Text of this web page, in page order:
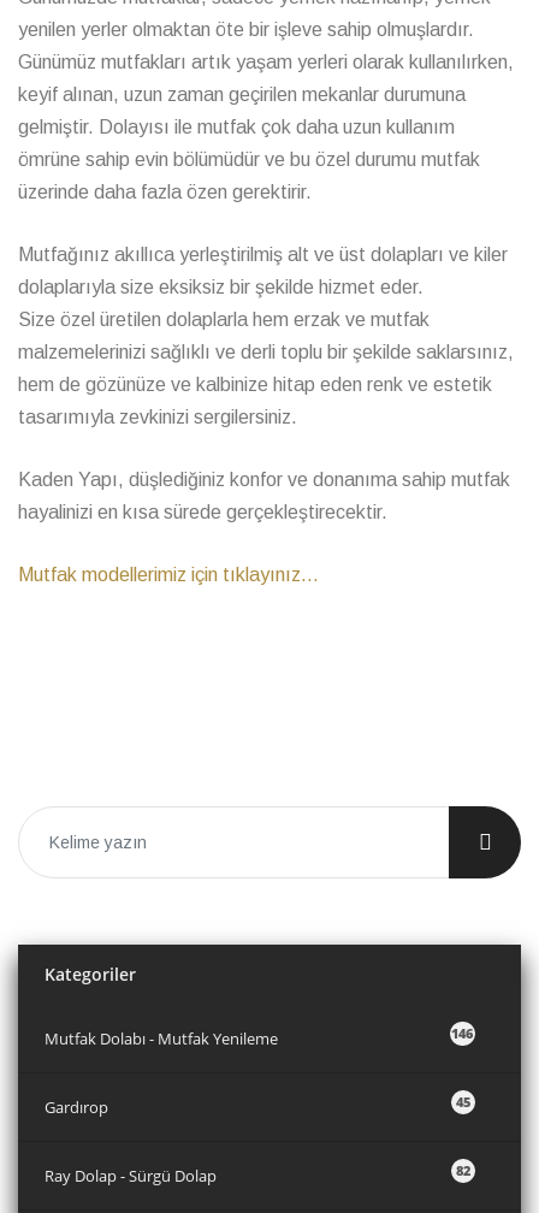
yenilen yerler olmaktan öte bir işleve sahip olmuşlardır.
Günümüz mutfakları artık yaşam yerleri olarak kullanılırken,
keyif alınan, uzun zaman geçirilen mekanlar durumuna
gelmiştir. Dolayısı ile mutfak çok daha uzun kullanım
ömrüne sahip evin bölümüdür ve bu özel durumu mutfak
üzerinde daha fazla özen gerektirir.
Mutfağınız akıllıca yerleştirilmiş alt ve üst dolapları ve kiler
dolaplarıyla size eksiksiz bir şekilde hizmet eder.
Size özel üretilen dolaplarla hem erzak ve mutfak
malzemelerinizi sağlıklı ve derli toplu bir şekilde saklarsınız,
hem de gözünüze ve kalbinize hitap eden renk ve estetik
tasarımıyla zevkinizi sergilersiniz.
Kaden Yapı, düşlediğiniz konfor ve donanıma sahip mutfak
hayalinizi en kısa sürede gerçekleştirecektir.
Mutfak modellerimiz için tıklayınız...
Kategoriler
146
Mutfak Dolabı - Mutfak Yenileme
45
Gardırop
82
Ray Dolap - Sürgü Dolap